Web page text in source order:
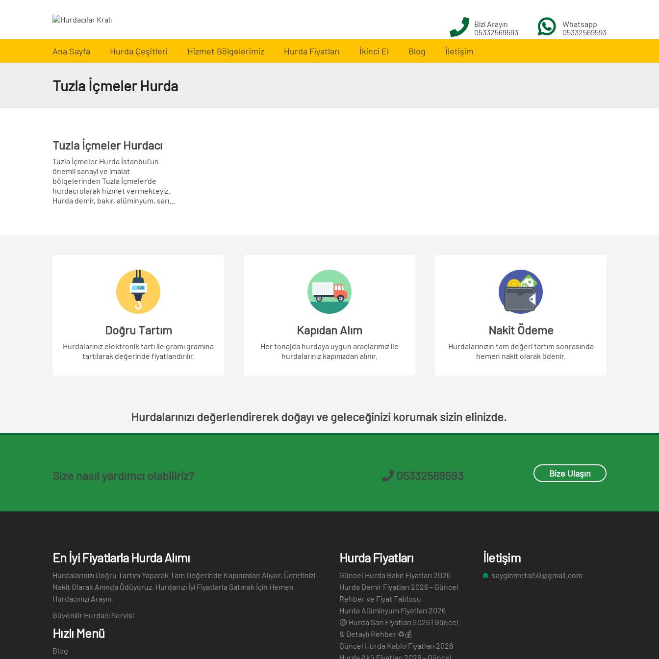
Bizi Arayın
05332569593
Whatsapp
05332569593
Ana Sayfa Hurda Çeşitleri Hizmet Bölgelerimiz Hurda Fiyatları İkinci El Blog İletişim
Tuzla İçmeler Hurda
Tuzla İçmeler Hurdacı
Tuzla İçmeler Hurda İstanbul'un
önemli sanayi ve imalat
bölgelerinden Tuzla İçmeler'de
hurdacı olarak hizmet vermekteyiz.
Hurda demir, bakır, alüminyum, sarı...
Doğru Tartım
Hurdalarınız elektronik tartı ile gramı gramına
tartılarak değerinde fiyatlandırılır.
Kapıdan Alım
Her tonajda hurdaya uygun araçlarımız ile
hurdalarınız kapınızdan alınır.
Nakit Ödeme
Hurdalarınızın tam değeri tartım sonrasında
hemen nakit olarak ödenir.
Hurdalarınızı değerlendirerek doğayı ve geleceğinizi korumak sizin elinizde.
Size nasıl yardımcı olabiliriz? 05332569593 Bize Ulaşın
En İyi Fiyatlarla Hurda Alımı
Hurdalarınızı Doğru Tartım Yaparak Tam Değerinde Kapınızdan Alıyor, Ücretinizi
Nakit Olarak Anında Ödüyoruz. Hurdanızı İyi Fiyatlarla Satmak İçin Hemen
Hurdacınızı Arayın.
Güvenilir Hurdacı Servisi
Hızlı Menü
Blog
Hurda Fiyatları
Güncel Hurda Bakır Fiyatları 2026
Hurda Demir Fiyatları 2026 – Güncel
Rehber ve Fiyat Tablosu
Hurda Alüminyum Fiyatları 2026
🟡 Hurda Sarı Fiyatları 2026 | Güncel
& Detaylı Rehber ♻️💰
Güncel Hurda Kablo Fiyatları 2026
İletişim
sayginmetal50@gmail.com